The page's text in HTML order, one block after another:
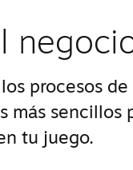
procesos
más sencillos
tu juego.